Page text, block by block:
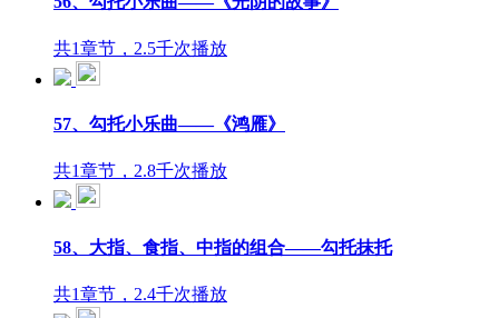
共1章节，2.5千次播放
57、勾托小乐曲——《鸿雁》
共1章节，2.8千次播放
58、大指、食指、中指的组合——勾托抹托
共1章节，2.4千次播放